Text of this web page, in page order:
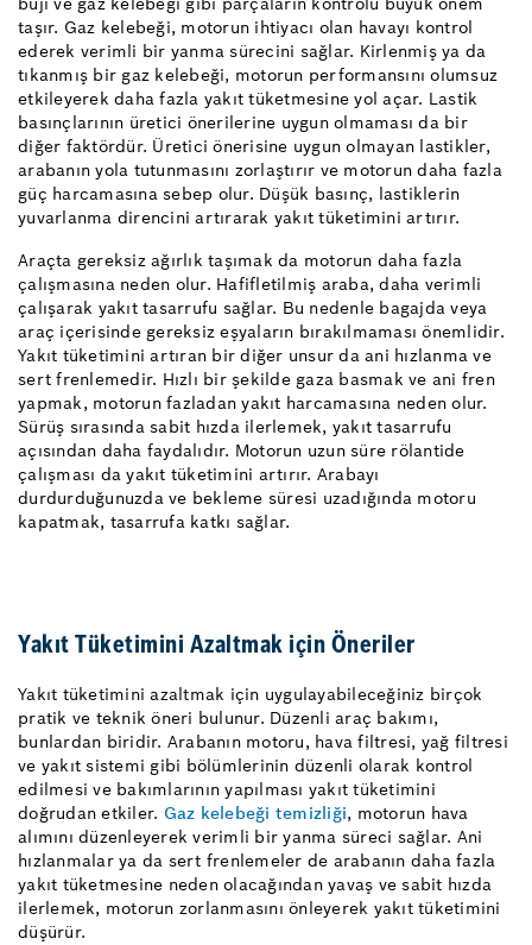
taşır. Gaz kelebeği, motorun ihtiyacı olan havayı kontrol
ederek verimli bir yanma sürecini sağlar. Kirlenmiş ya da
tıkanmış bir gaz kelebeği, motorun performansını olumsuz
etkileyerek daha fazla yakıt tüketmesine yol açar. Lastik
basınçlarının üretici önerilerine uygun olmaması da bir
diğer faktördür. Üretici önerisine uygun olmayan lastikler,
arabanın yola tutunmasını zorlaştırır ve motorun daha fazla
güç harcamasına sebep olur. Düşük basınç, lastiklerin
yuvarlanma direncini artırarak yakıt tüketimini artırır.
Araçta gereksiz ağırlık taşımak da motorun daha fazla
çalışmasına neden olur. Hafifletilmiş araba, daha verimli
çalışarak yakıt tasarrufu sağlar. Bu nedenle bagajda veya
araç içerisinde gereksiz eşyaların bırakılmaması önemlidir.
Yakıt tüketimini artıran bir diğer unsur da ani hızlanma ve
sert frenlemedir. Hızlı bir şekilde gaza basmak ve ani fren
yapmak, motorun fazladan yakıt harcamasına neden olur.
Sürüş sırasında sabit hızda ilerlemek, yakıt tasarrufu
açısından daha faydalıdır. Motorun uzun süre rölantide
çalışması da yakıt tüketimini artırır. Arabayı
durdurduğunuzda ve bekleme süresi uzadığında motoru
kapatmak, tasarrufa katkı sağlar.
Yakıt Tüketimini Azaltmak için Öneriler
Yakıt tüketimini azaltmak için uygulayabileceğiniz birçok
pratik ve teknik öneri bulunur. Düzenli araç bakımı,
bunlardan biridir. Arabanın motoru, hava filtresi, yağ filtresi
ve yakıt sistemi gibi bölümlerinin düzenli olarak kontrol
edilmesi ve bakımlarının yapılması yakıt tüketimini
doğrudan etkiler. Gaz kelebeği temizliği, motorun hava
alımını düzenleyerek verimli bir yanma süreci sağlar. Ani
hızlanmalar ya da sert frenlemeler de arabanın daha fazla
yakıt tüketmesine neden olacağından yavaş ve sabit hızda
ilerlemek, motorun zorlanmasını önleyerek yakıt tüketimini
düşürür.